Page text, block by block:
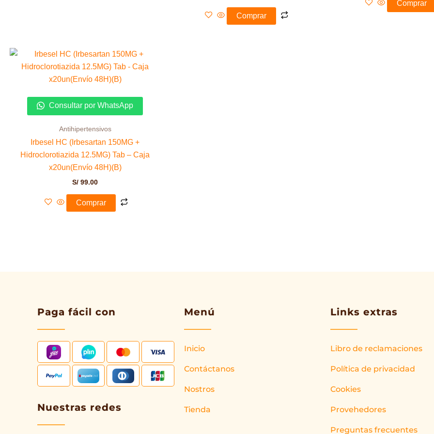
Comprar
Comprar
Consultar por WhatsApp
Antihipertensivos
Irbesel HC (Irbesartan 150MG +
Hidroclorotiazida 12.5MG) Tab – Caja
x20un(Envío 48H)(B)
S/ 99.00
Comprar
Paga fácil con
Nuestras redes
Menú
Inicio
Contáctanos
Nostros
Tienda
Links extras
Libro de reclamaciones
Política de privacidad
Cookies
Provehedores
Preguntas frecuentes